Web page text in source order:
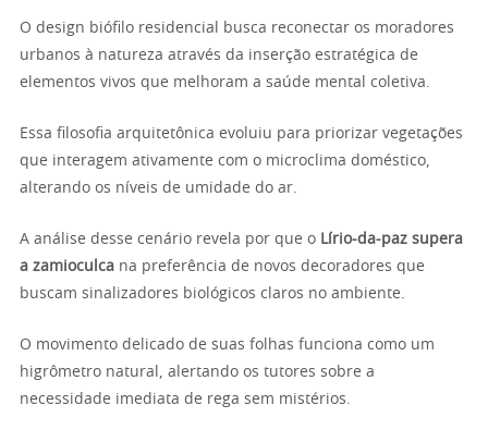
O design biófilo residencial busca reconectar os moradores
urbanos à natureza através da inserção estratégica de
elementos vivos que melhoram a saúde mental coletiva.
Essa filosofia arquitetônica evoluiu para priorizar vegetações
que interagem ativamente com o microclima doméstico,
alterando os níveis de umidade do ar.
A análise desse cenário revela por que o Lírio-da-paz supera
a zamioculca na preferência de novos decoradores que
buscam sinalizadores biológicos claros no ambiente.
O movimento delicado de suas folhas funciona como um
higrômetro natural, alertando os tutores sobre a
necessidade imediata de rega sem mistérios.